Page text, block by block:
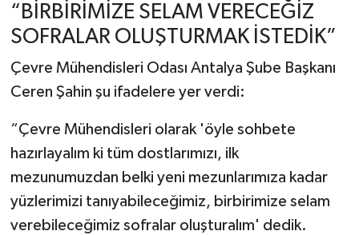
“BİRBİRİMİZE SELAM VERECEĞİZ
SOFRALAR OLUŞTURMAK İSTEDİK”
Çevre Mühendisleri Odası Antalya Şube Başkanı
Ceren Şahin şu ifadelere yer verdi:
“Çevre Mühendisleri olarak 'öyle sohbete
hazırlayalım ki tüm dostlarımızı, ilk
mezunumuzdan belki yeni mezunlarımıza kadar
yüzlerimizi tanıyabileceğimiz, birbirimize selam
verebileceğimiz sofralar oluşturalım' dedik.